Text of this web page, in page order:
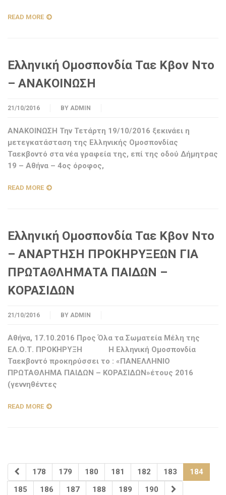
READ MORE
Ελληνική Ομοσπονδία Ταε Κβον Ντο
– ΑΝΑΚΟΙΝΩΣΗ
21/10/2016 BY ADMIN
ΑΝΑΚΟΙΝΩΣΗ Την Τετάρτη 19/10/2016 ξεκινάει η
μετεγκατάσταση της Ελληνικής Ομοσπονδίας
Ταεκβοντό στα νέα γραφεία της, επί της οδού Δήμητρας
19 – Αθήνα – 4ος όροφος,
READ MORE
Ελληνική Ομοσπονδία Ταε Κβον Ντο
– ΑΝΑΡΤΗΣΗ ΠΡΟΚΗΡΥΞΕΩΝ ΓΙΑ
ΠΡΩΤΑΘΛΗΜΑΤΑ ΠΑΙΔΩΝ –
ΚΟΡΑΣΙΔΩΝ
21/10/2016 BY ADMIN
Αθήνα, 17.10.2016 Προς Όλα τα Σωματεία Μέλη της
ΕΛ.Ο.Τ. ΠΡΟΚΗΡΥΞΗ Η Ελληνική Ομοσπονδία
Ταεκβοντό προκηρύσσει το : «ΠΑΝΕΛΛΗΝΙΟ
ΠΡΩΤΑΘΛΗΜΑ ΠΑΙΔΩΝ – ΚΟΡΑΣΙΔΩΝ»έτους 2016
(γεννηθέντες
READ MORE
178 179 180 181 182 183
184
185
186 187 188 189 190